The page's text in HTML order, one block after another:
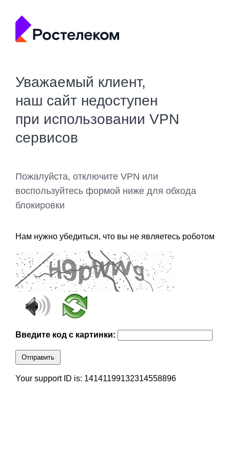
Уважаемый клиент,
наш сайт недоступен
при использовании VPN
сервисов
Пожалуйста, отключите VPN или
воспользуйтесь формой ниже для обхода
блокировки
Нам нужно убедиться, что вы не являетесь роботом
Введите код с картинки:
Отправить
Your support ID is: 14141199132314558896